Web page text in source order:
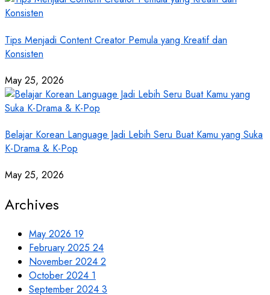
Tips Menjadi Content Creator Pemula yang Kreatif dan
Konsisten
May 25, 2026
Belajar Korean Language Jadi Lebih Seru Buat Kamu yang Suka
K-Drama & K-Pop
May 25, 2026
Archives
May 2026 19
February 2025 24
November 2024 2
October 2024 1
September 2024 3